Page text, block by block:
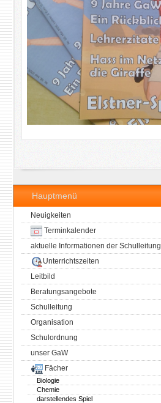
Hauptmenü
Neuigkeiten
Terminkalender
aktuelle Informationen der Schulleitung
Unterrichtszeiten
Leitbild
Beratungsangebote
Schulleitung
Organisation
Schulordnung
unser GaW
Fächer
Biologie
Chemie
darstellendes Spiel